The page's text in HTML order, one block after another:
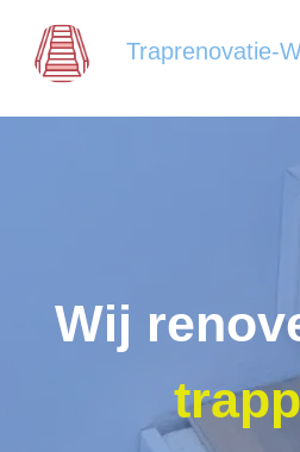
Traprenovatie-
Wij